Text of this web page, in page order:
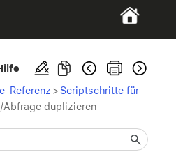
Referenz > Scriptschritte für
Abfrage duplizieren